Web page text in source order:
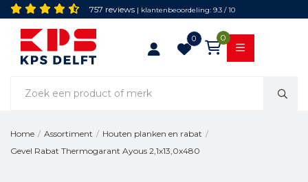
757 reviews | klantenbeoordeling: 9.3 / 10
0 0
Home / Assortiment / Houten planken en rabat /
Gevel Rabat Thermogarant Ayous 2,1x13,0x480